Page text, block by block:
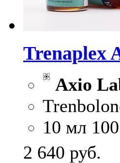
Trenaplex
Axio
10 мл
2 640 руб.